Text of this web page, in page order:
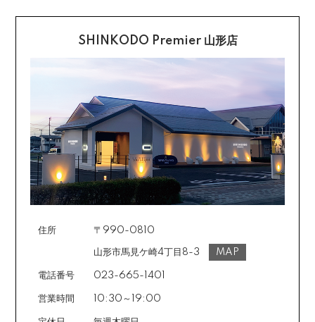
知らせいたしますので、その後着払いでお送りくださ
返品の詳細はこちら
カード不要の分割払い 【無金利で最大
60回分割】
《ショッピングクレジット》
ご注文受付メールにあわせて、お手続き用のURLをEメ
ールまたはショートメールにてお送りいたします。必要
事項をご入力の上、お手続きをお願いいたします。分割
回数は基本的に10～60回の中からお選びいただきま
場合によっては2～6回も可能ですのでご希望のお客様は
ご注文時に備考欄でお知らせください。※ショッピングク
SHINKODO Premier 山形店
住所 〒990-0810
山形市馬見ケ崎4丁目8-3 MAP
電話番号 023-665-1401
営業時間 10:30～19:00